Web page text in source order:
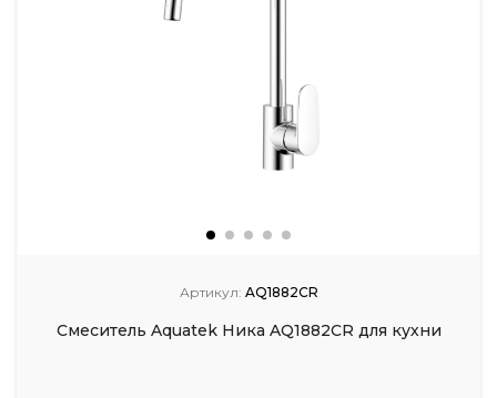
Артикул: AQ1882CR
Смеситель Aquatek Ника AQ1882CR для кухни